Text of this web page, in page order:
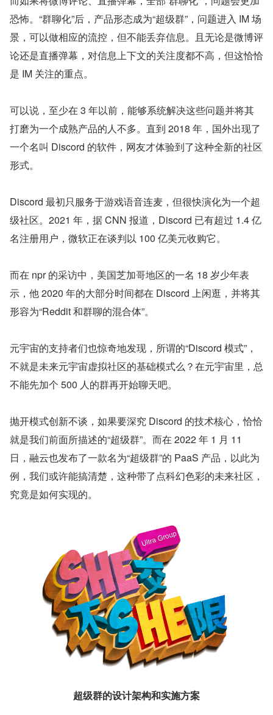
恐怖。“群聊化”后，产品形态成为“超级群”，问题进入 IM 场
景，可以做相应的流控，但不能丢弃信息。且无论是微博评
论还是直播弹幕，对信息上下文的关注度都不高，但这恰恰
是 IM 关注的重点。
可以说，至少在 3 年以前，能够系统解决这些问题并将其
打磨为一个成熟产品的人不多。直到 2018 年，国外出现了
一个名叫 Discord 的软件，网友才体验到了这种全新的社区
形式。
Discord 最初只服务于游戏语音连麦，但很快演化为一个超
级社区。2021 年，据 CNN 报道，Discord 已有超过 1.4 亿
名注册用户，微软正在谈判以 100 亿美元收购它。
而在 npr 的采访中，美国芝加哥地区的一名 18 岁少年表
示，他 2020 年的大部分时间都在 Discord 上闲逛，并将其
形容为“Reddit 和群聊的混合体”。
元宇宙的支持者们也惊奇地发现，所谓的“Discord 模式”，
不就是未来元宇宙虚拟社区的基础模式么？在元宇宙里，总
不能先加个 500 人的群再开始聊天吧。
抛开模式创新不谈，如果要深究 Discord 的技术核心，恰恰
就是我们前面所描述的“超级群”。而在 2022 年 1 月 11
日，融云也发布了一款名为“超级群”的 PaaS 产品，以此为
例，我们或许能搞清楚，这种带了点科幻色彩的未来社区，
究竟是如何实现的。
超级群的设计架构和实施方案